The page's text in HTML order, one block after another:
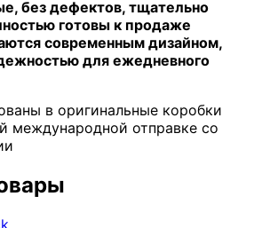
без дефектов, тщательно
готовы к продаже
современным дизайном,
для ежедневного
в оригинальные коробки
международной отправке со